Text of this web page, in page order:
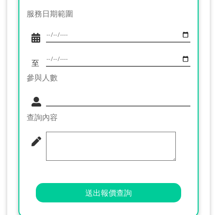
服務日期範圍
至
參與人數
查詢內容
送出報價查詢